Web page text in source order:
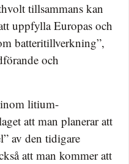
tillsammans kan
uppfylla Europas och
batteritillverkning”,
och
litium-
att man planerar att
av den tidigare
att man kommer att